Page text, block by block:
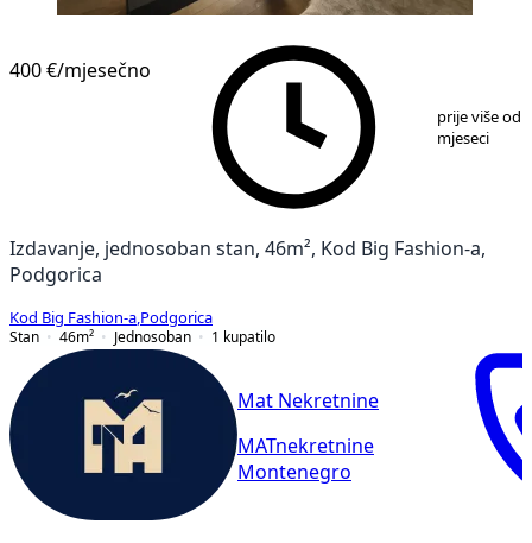
400 €/mjesečno
prije više od
mjeseci
Izdavanje, jednosoban stan, 46m², Kod Big Fashion-a,
Podgorica
Kod Big Fashion-a Podgorica
Stan
46m² Jednosoban 1 kupatilo
Mat Nekretnine
MATnekretnine
Montenegro